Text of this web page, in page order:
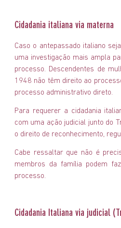
Cidadania italiana via materna
Caso o antepassado italiano
uma investigação mais ampla
processo. Descendentes de
1948 não têm direito ao
processo administrativo direto.
Para requerer a cidadania
com uma ação judicial junto do
o direito de reconhecimento,
Cabe ressaltar que não é
membros da família podem
processo.
Cidadania Italiana via judicial